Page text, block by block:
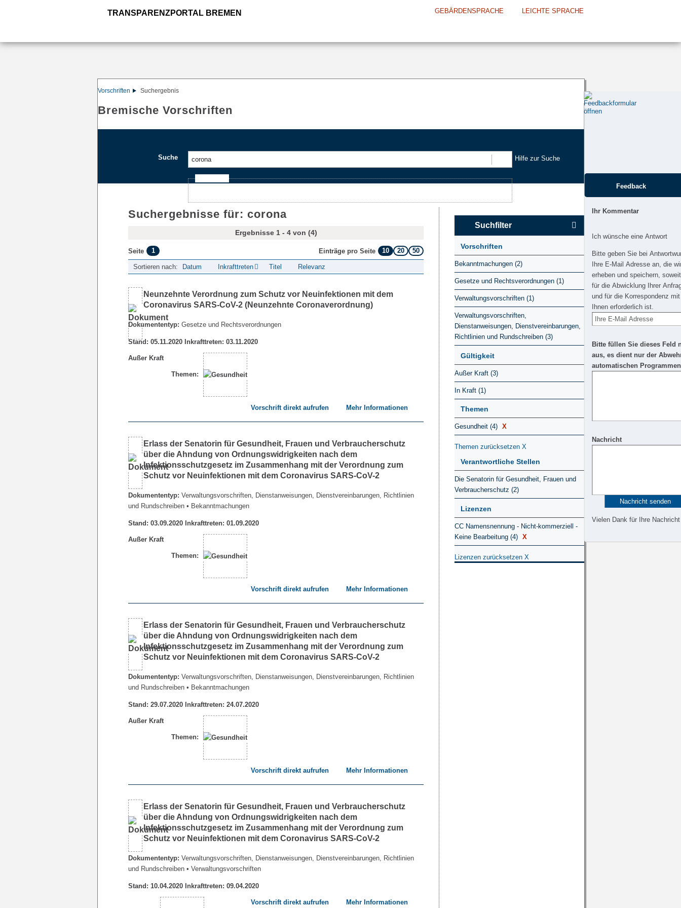
TRANSPARENZPORTAL BREMEN GEBÄRDENSPRACHE LEICHTE SPRACHE
Vorschriften Suchergebnis
Bremische Vorschriften
Suche Hilfe zur Suche
Suchergebnisse für: corona
Ergebnisse 1 - 4 von (4)
Seite 1 Einträge pro Seite 10 20 50
Sortieren nach: Datum Inkrafttreten Titel Relevanz
Neunzehnte Verordnung zum Schutz vor Neuinfektionen mit dem
Coronavirus SARS-CoV-2 (Neunzehnte Coronaverordnung)
Dokumententyp: Gesetze und Rechtsverordnungen
Stand: 05.11.2020 Inkrafttreten: 03.11.2020
Außer Kraft
Themen:
Vorschrift direkt aufrufen Mehr Informationen
Erlass der Senatorin für Gesundheit, Frauen und Verbraucherschutz
über die Ahndung von Ordnungswidrigkeiten nach dem
Infektionsschutzgesetz im Zusammenhang mit der Verordnung zum
Schutz vor Neuinfektionen mit dem Coronavirus SARS-CoV-2
Dokumententyp: Verwaltungsvorschriften, Dienstanweisungen, Dienstvereinbarungen, Richtlinien
und Rundschreiben • Bekanntmachungen
Stand: 03.09.2020 Inkrafttreten: 01.09.2020
Außer Kraft
Themen:
Vorschrift direkt aufrufen Mehr Informationen
Erlass der Senatorin für Gesundheit, Frauen und Verbraucherschutz
über die Ahndung von Ordnungswidrigkeiten nach dem
Infektionsschutzgesetz im Zusammenhang mit der Verordnung zum
Schutz vor Neuinfektionen mit dem Coronavirus SARS-CoV-2
Dokumententyp: Verwaltungsvorschriften, Dienstanweisungen, Dienstvereinbarungen, Richtlinien
und Rundschreiben • Bekanntmachungen
Stand: 29.07.2020 Inkrafttreten: 24.07.2020
Außer Kraft
Themen:
Vorschrift direkt aufrufen Mehr Informationen
Erlass der Senatorin für Gesundheit, Frauen und Verbraucherschutz
über die Ahndung von Ordnungswidrigkeiten nach dem
Infektionsschutzgesetz im Zusammenhang mit der Verordnung zum
Schutz vor Neuinfektionen mit dem Coronavirus SARS-CoV-2
Dokumententyp: Verwaltungsvorschriften, Dienstanweisungen, Dienstvereinbarungen, Richtlinien
und Rundschreiben • Verwaltungsvorschriften
Stand: 10.04.2020 Inkrafttreten: 09.04.2020
Vorschrift direkt aufrufen Mehr Informationen
Suchfilter
Vorschriften
Bekanntmachungen (2)
Gesetze und Rechtsverordnungen (1)
Verwaltungsvorschriften (1)
Verwaltungsvorschriften,
Dienstanweisungen, Dienstvereinbarungen,
Richtlinien und Rundschreiben (3)
Gültigkeit
Außer Kraft (3)
In Kraft (1)
Themen
Gesundheit (4) X
Themen zurücksetzen X
Verantwortliche Stellen
Die Senatorin für Gesundheit, Frauen und
Verbraucherschutz (2)
Lizenzen
CC Namensnennung - Nicht-kommerziell -
Keine Bearbeitung (4) X
Lizenzen zurücksetzen X
Feedback
Ihr Kommentar
Ich wünsche eine Antwort
Bitte geben Sie bei
Ihre E-Mail Adresse an, die
erheben und speichern,
für die Abwicklung Ihrer
und für die Korrespondenz mit
Ihnen erforderlich ist.
Bitte füllen Sie dieses Feld
aus, es dient nur der
automatischen
Nachricht
Vielen Dank für Ihre Nachricht